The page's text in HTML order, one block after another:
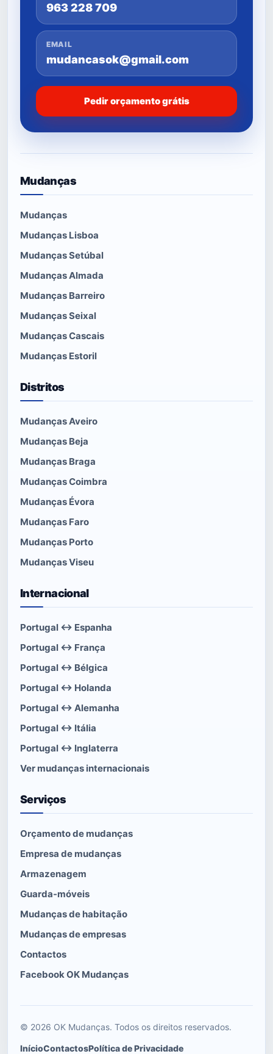
963 228 709
EMAIL
mudancasok@gmail.com
Pedir orçamento grátis
Mudanças
Mudanças
Mudanças Lisboa
Mudanças Setúbal
Mudanças Almada
Mudanças Barreiro
Mudanças Seixal
Mudanças Cascais
Mudanças Estoril
Distritos
Mudanças Aveiro
Mudanças Beja
Mudanças Braga
Mudanças Coimbra
Mudanças Évora
Mudanças Faro
Mudanças Porto
Mudanças Viseu
Internacional
Portugal ↔ Espanha
Portugal ↔ França
Portugal ↔ Bélgica
Portugal ↔ Holanda
Portugal ↔ Alemanha
Portugal ↔ Itália
Portugal ↔ Inglaterra
Ver mudanças internacionais
Serviços
Orçamento de mudanças
Empresa de mudanças
Armazenagem
Guarda-móveis
Mudanças de habitação
Mudanças de empresas
Contactos
Facebook OK Mudanças
© 2026 OK Mudanças. Todos os direitos reservados.
InícioContactosPolítica de Privacidade